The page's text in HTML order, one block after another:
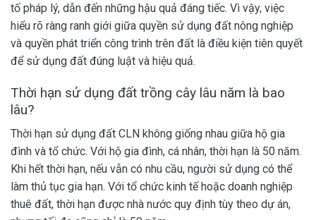
tố pháp lý, dẫn đến những hậu quả đáng tiếc. Vì vậy, việc
hiểu rõ ràng ranh giới giữa quyền sử dụng đất nông nghiệp
và quyền phát triển công trình trên đất là điều kiện tiên quyết
để sử dụng đất đúng luật và hiệu quả.
Thời hạn sử dụng đất trồng cây lâu năm là bao
lâu?
Thời hạn sử dụng đất CLN không giống nhau giữa hộ gia
đình và tổ chức. Với hộ gia đình, cá nhân, thời hạn là 50 năm.
Khi hết thời hạn, nếu vẫn có nhu cầu, người sử dụng có thể
làm thủ tục gia hạn. Với tổ chức kinh tế hoặc doanh nghiệp
thuê đất, thời hạn được nhà nước quy định tùy theo dự án,